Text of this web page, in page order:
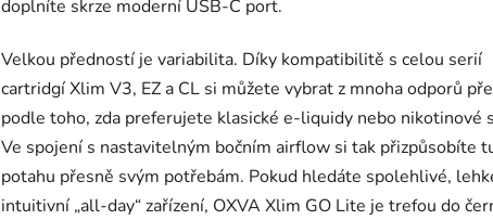
doplníte skrze moderní USB-C port.
Velkou předností je variabilita. Díky kompatibilitě s celou serií
cartridgí Xlim V3, EZ a CL si můžete vybrat z mnoha odporů
podle toho, zda preferujete klasické e-liquidy nebo nikotinové
Ve spojení s nastavitelným bočním airflow si tak přizpůsobíte
potahu přesně svým potřebám. Pokud hledáte spolehlivé,
intuitivní „all-day“ zařízení, OXVA Xlim GO Lite je trefou do